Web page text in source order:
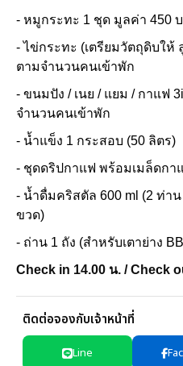
- หมูกระทะ 1 ชุด มูลค่า 450
- ไข่กระทะ (เตรียมวัตถุดิบให้
ตามจำนวนคนเข้าพัก
- ขนมปัง / เนย / แยม / กาแฟ
จำนวนคนเข้าพัก
- น้ำแข็ง 1 กระสอบ (50 ลิตร)
- ชุดดริปกาแฟ พร้อมเมล็ดกา
- น้ำดื่มคริสตัล 600 ml (2 ท่า
ขวด)
- ถ่าน 1 ถัง (สำหรับเตาย่าง
Check in 14.00 น. / Check
ติดต่อจองกับเจ้าหน้าที่
Line